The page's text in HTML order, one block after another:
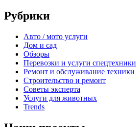
Рубрики
Авто / мото услуги
Дом и сад
Обзоры
Перевозки и услуги спецтехники
Ремонт и обслуживание техники
Строительство и ремонт
Советы эксперта
Услуги для животных
Trends